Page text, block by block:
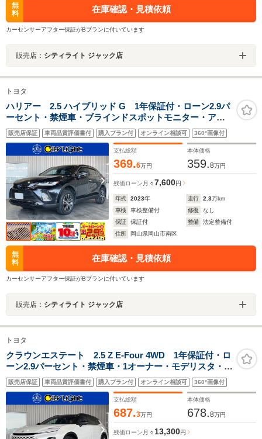
無
料
在庫確認・見積依頼
カーセンサーアフター保証がBプランに付いています
販売店： シティライト ジャック店
トヨタ
ハリアー 2.5 ハイブリッド G 1年保証付・ローン2.9パ
ーセント・禁煙車・ブラインドスポットモニター・アク
セサリーコンセント・新品タイヤ・純正ナビ・TV・
Bluetooth・バックモニター・トヨタセーフティ・パワー
バックドア・前後ドラレコ・ETC
販売店保証 車両品質評価書付 購入プラン付 オンライン相談可 360°画像付
支払総額
369.6万円
本体価格
359.8万円
残価ローン 月々7,600円
年式 2023年 走行 2.3万km
車検
車検整備付 修復
なし
保証
保証付 整備
法定整備付
住所
岡山県岡山市南区
無
料
在庫確認・見積依頼
カーセンサーアフター保証がBプランに付いています
販売店： シティライト ジャック店
トヨタ
クラウンエステート 2.5 Z E-Four 4WD 1年保証付・ロ
ーン2.9パーセント・禁煙車・1オーナー・モデリスタ・
12型ナビ・TV・Bluetooth・パノラミックビューモニタ
ー・トヨタチームメイト・デジタルインナーミラー・黒
レザーシート・ワイヤレス充電・ドラレコ
販売店保証 車両品質評価書付 購入プラン付 オンライン相談可 360°画像付
支払総額
687.3万円
本体価格
678.8万円
残価ローン 月々 13,300円